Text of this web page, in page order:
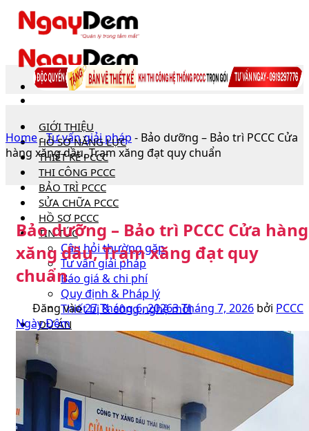
qua
dung
GIỚI THIỆU
HỒ SƠ NĂNG LỰC
THIẾT KẾ PCCC
THI CÔNG PCCC
BẢO TRÌ PCCC
SỬA CHỮA PCCC
HỒ SƠ PCCC
TIN TỨC
Câu hỏi thường gặp
Tư vấn giải pháp
Báo giá & chi phí
Quy định & Pháp lý
Thiết bị & công nghệ mới
DỰ ÁN
LIÊN HỆ
Home-Tư vấn giải pháp - Bảo dưỡng – Bảo trì PCCC Cửa
hàng xăng dầu, Trạm xăng đạt quy chuẩn
Bảo dưỡng – Bảo trì PCCC Cửa hàng
xăng dầu, Trạm xăng đạt quy
chuẩn
Đăng vào27 Tháng 6, 20263 Tháng 7, 2026 bởi PCCC
Ngày Đêm